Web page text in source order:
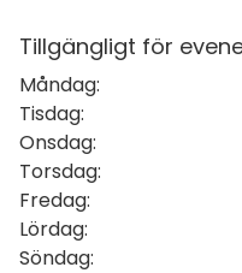
smårätter och rätter
efter sällskapets
tillfällen under
eller DJ-format
havet och
Tillgängligt för
Måndag:
Tisdag:
Onsdag:
Torsdag:
Fredag:
Lördag:
Söndag: